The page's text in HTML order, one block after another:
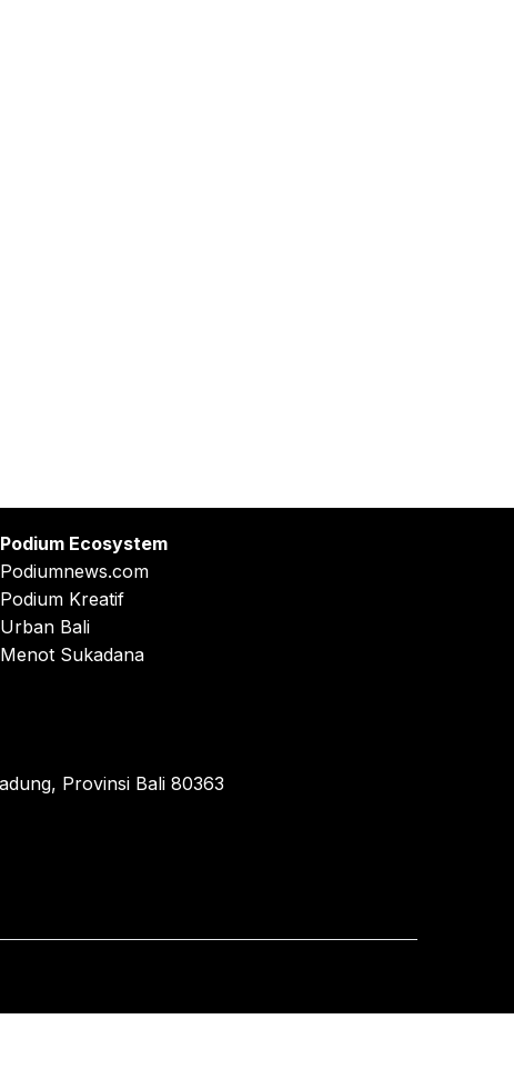
Podium Ecosystem
Podiumnews.com
Podium Kreatif
Urban Bali
Menot Sukadana
Provinsi Bali 80363